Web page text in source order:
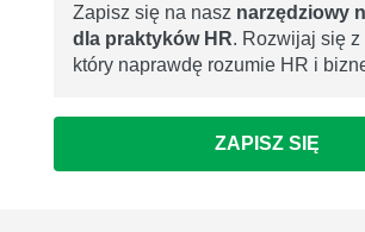
Zapisz się na nasz narzędziowy
dla praktyków HR. Rozwijaj się z
który naprawdę rozumie HR i
ZAPISZ SIĘ